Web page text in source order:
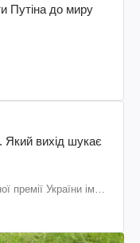
Путіна до миру
Який вихід шукає
премії України ім.